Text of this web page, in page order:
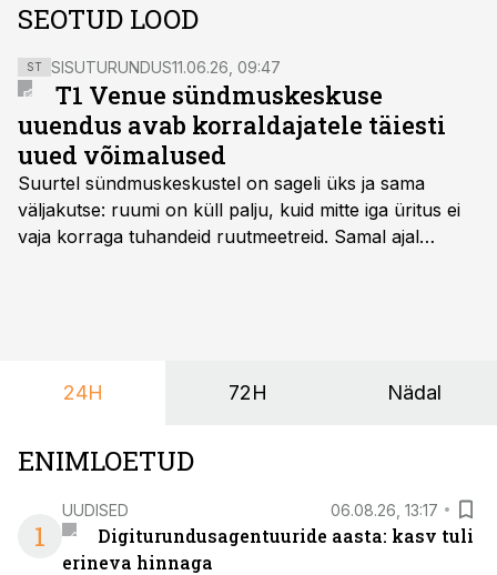
SEOTUD LOOD
ST SISUTURUNDUS11.06.26, 09:47
T1 Venue sündmuskeskuse
uuendus avab korraldajatele täiesti
uued võimalused
Suurtel sündmuskeskustel on sageli üks ja sama
väljakutse: ruumi on küll palju, kuid mitte iga üritus ei
vaja korraga tuhandeid ruutmeetreid. Samal ajal
nendele vajadustele vastanud uuendusega, mis pakub
24H 72H Nädal
ENIMLOETUD
1
UUDISED 06.08.26, 13:17
Digiturundusagentuuride aasta: kasv tuli
erineva hinnaga